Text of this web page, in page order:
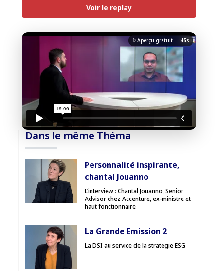
Voir le replay
Aperçu gratuit — 45s
J'accepte la
Informatique
Débloquer la vidéo
Pas encore abonné ? Découvrir nos offres
→
Dans le même Théma
Personnalité inspirante,
chantal Jouanno
L’interview : Chantal Jouanno, Senior
Advisor chez Accenture, ex-ministre et
haut fonctionnaire
La Grande Emission 2
La DSI au service de la stratégie ESG